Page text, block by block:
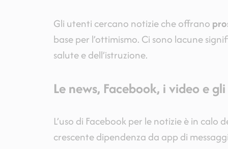
Gli utenti cercano notizie che offrano
base per l’ottimismo. Ci sono lacune
salute e dell’istruzione.
Le news, Facebook, i video e
L’uso di Facebook per le notizie è in
crescente dipendenza da app di